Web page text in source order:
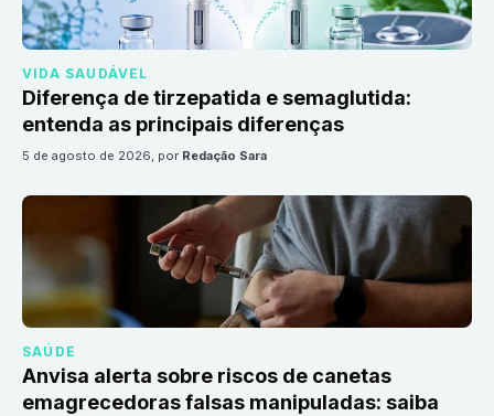
VIDA SAUDÁVEL
Diferença de tirzepatida e semaglutida:
entenda as principais diferenças
5 de agosto de 2026, por Redação Sara
SAÚDE
Anvisa alerta sobre riscos de canetas
emagrecedoras falsas manipuladas: saiba